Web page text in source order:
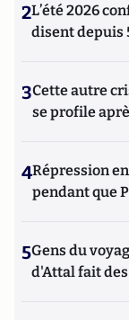
2L’été 2026
disent depuis
3Cette autre
se profile
4Répression
pendant que
5Gens du
d'Attal fait